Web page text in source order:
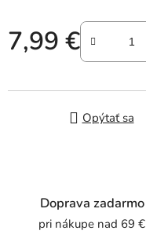
7,99 €
Jednotková cena:
Opýtať sa
Doprava zadarmo
pri nákupe nad 69 €